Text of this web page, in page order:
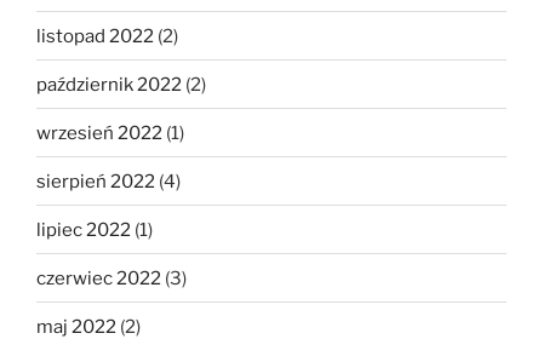
listopad 2022 (2)
październik 2022 (2)
wrzesień 2022 (1)
sierpień 2022 (4)
lipiec 2022 (1)
czerwiec 2022 (3)
maj 2022 (2)